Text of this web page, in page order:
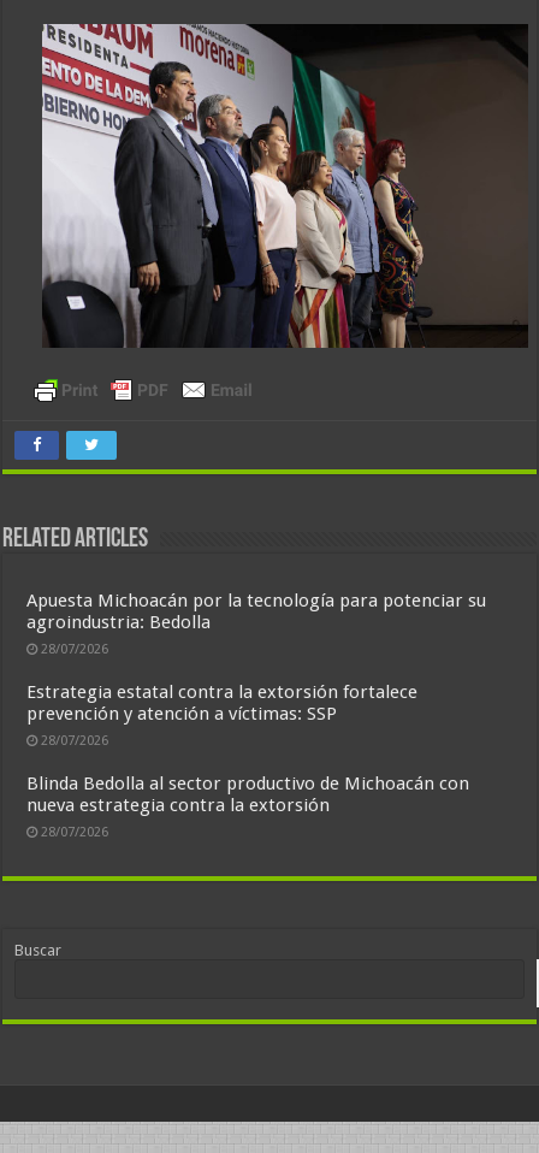
Related Articles
Apuesta Michoacán por la tecnología para potenciar su
agroindustria: Bedolla
28/07/2026
Estrategia estatal contra la extorsión fortalece
prevención y atención a víctimas: SSP
28/07/2026
Blinda Bedolla al sector productivo de Michoacán con
nueva estrategia contra la extorsión
28/07/2026
Buscar